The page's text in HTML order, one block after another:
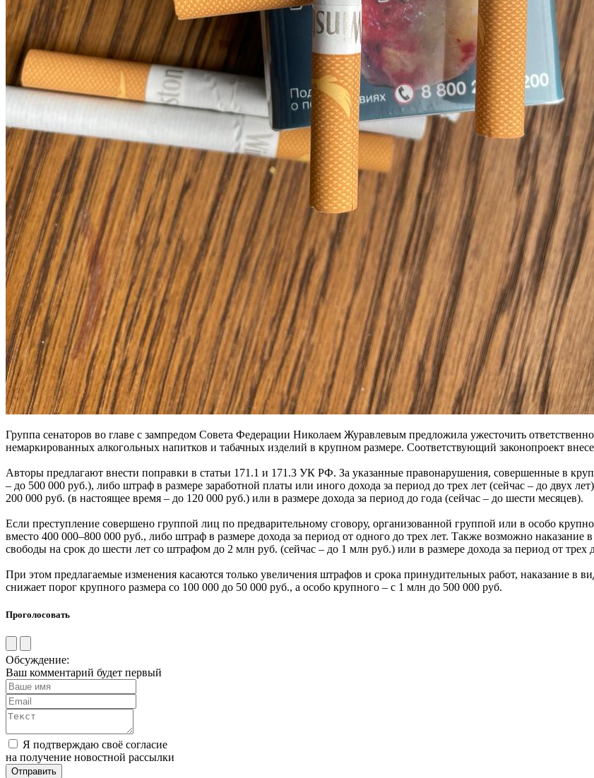
Группа сенаторов во главе с зампредом Совета Федерации Николаем Журавлевым предложила ужесточить
немаркированных алкогольных напитков и табачных изделий в крупном размере. Соответствующий законопроект
Авторы предлагают внести поправки в статьи 171.1 и 171.3 УК РФ. За указанные правонарушения, совершенные в
– до 500 000 руб.), либо штраф в размере заработной платы или иного дохода за период до трех лет (сейчас – до двух
200 000 руб. (в настоящее время – до 120 000 руб.) или в размере дохода за период до года (сейчас – до шести месяцев).
Если преступление совершено группой лиц по предварительному сговору, организованной группой или в особо
вместо 400 000–800 000 руб., либо штраф в размере дохода за период от одного до трех лет. Также возможно
свободы на срок до шести лет со штрафом до 2 млн руб. (сейчас – до 1 млн руб.) или в размере дохода за период от трех
При этом предлагаемые изменения касаются только увеличения штрафов и срока принудительных работ, наказание в
снижает порог крупного размера со 100 000 до 50 000 руб., а особо крупного – с 1 млн до 500 000 руб.
Проголосовать
Обсуждение:
Ваш комментарий будет первый
Я подтверждаю своё согласие
на получение новостной рассылки